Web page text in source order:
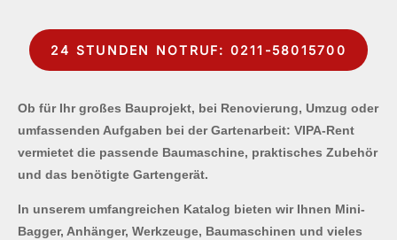
24 STUNDEN NOTRUF: 0211-58015700
Ob für Ihr großes Bauprojekt, bei Renovierung, Umzug oder
umfassenden Aufgaben bei der Gartenarbeit: VIPA-Rent
vermietet die passende Baumaschine, praktisches Zubehör
und das benötigte Gartengerät.
In unserem umfangreichen Katalog bieten wir Ihnen Mini-
Bagger, Anhänger, Werkzeuge, Baumaschinen und vieles